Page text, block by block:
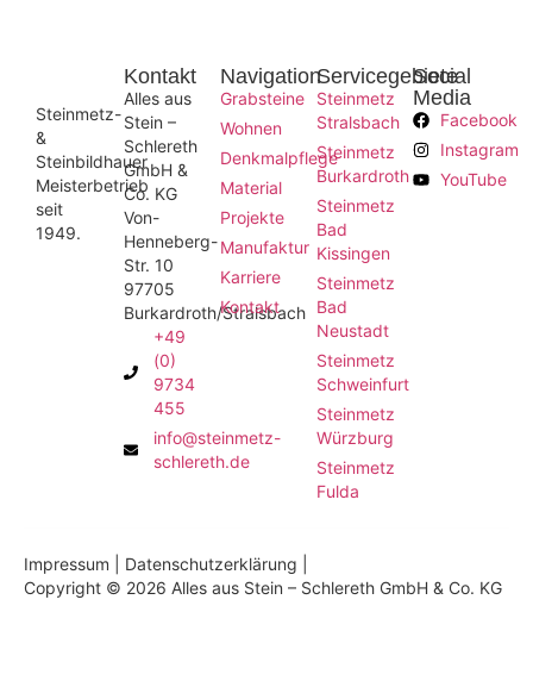
Steinmetz-
&
Steinbildhauer
Meisterbetrieb
seit
1949.
Kontakt
Alles aus
Stein –
Schlereth
GmbH &
Co. KG
Von-
Henneberg-
Str. 10
97705
Burkardroth/Stralsbach
+49
(0)
9734
455
info@steinmetz-
schlereth.de
Navigation
Grabsteine
Wohnen
Denkmalpflege
Material
Projekte
Manufaktur
Karriere
Kontakt
Servicegebiete
Steinmetz
Stralsbach
Steinmetz
Burkardroth
Steinmetz
Bad
Kissingen
Steinmetz
Bad
Neustadt
Steinmetz
Schweinfurt
Steinmetz
Würzburg
Steinmetz
Fulda
Social
Media
Facebook
Instagram
YouTube
Copyright © 2026 Alles aus Stein – Schlereth GmbH & Co. KG
Impressum Datenschutzerklärung